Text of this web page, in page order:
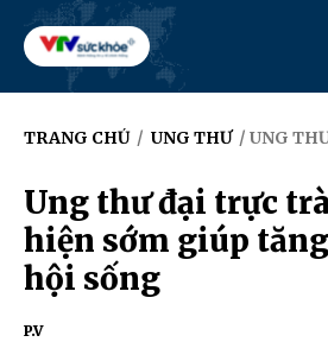
TRANG CHỦ / UNG THƯ / UNG THƯ ĐẠI TRỰC
Ung thư đại trực
hiện sớm giúp
hội sống
P.V